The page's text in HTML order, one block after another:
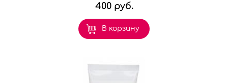
400 руб.
В корзину